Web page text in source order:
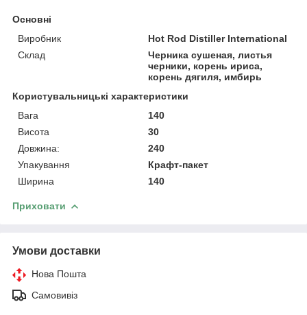
Основні
Виробник
Hot Rod Distiller International
Склад
Черника сушеная, листья
черники, корень ириса,
корень дягиля, имбирь
Користувальницькі характеристики
Вага
140
Висота
30
Довжина:
240
Упакування
Крафт-пакет
Ширина
140
Приховати
Умови доставки
Нова Пошта
Самовивіз